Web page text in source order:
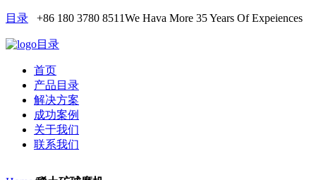
目录 +86 180 3780 8511We Hava More 35 Years Of Expeiences
目录
首页
产品目录
解决方案
成功案例
关于我们
联系我们